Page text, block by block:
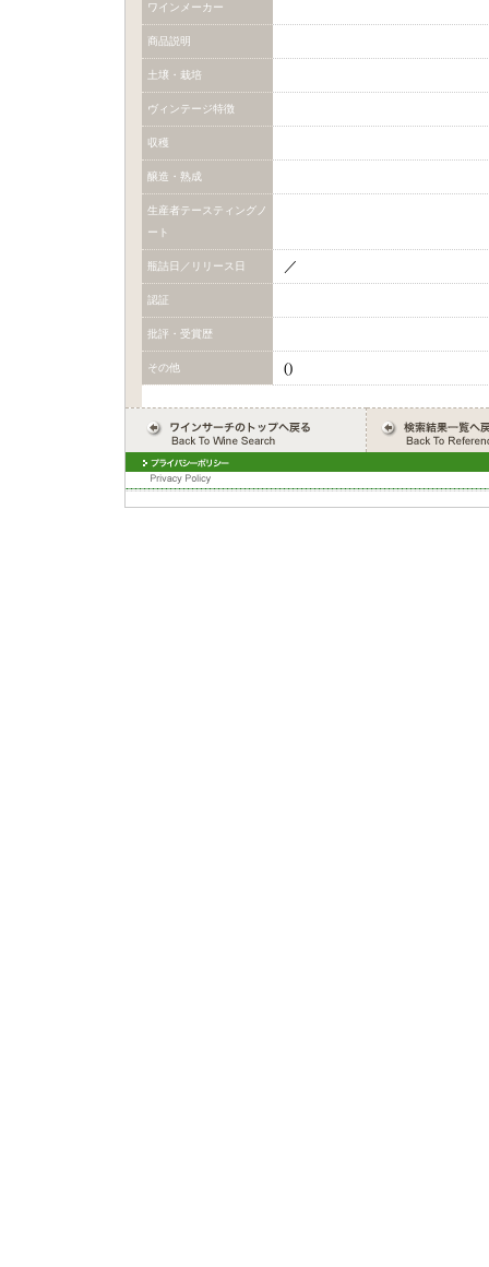
ワインメーカー
商品説明
土壌・栽培
ヴィンテージ特徴
収穫
醸造・熟成
生産者テースティングノ
ート
瓶詰日／リリース日 ／
認証
批評・受賞歴
その他 ()